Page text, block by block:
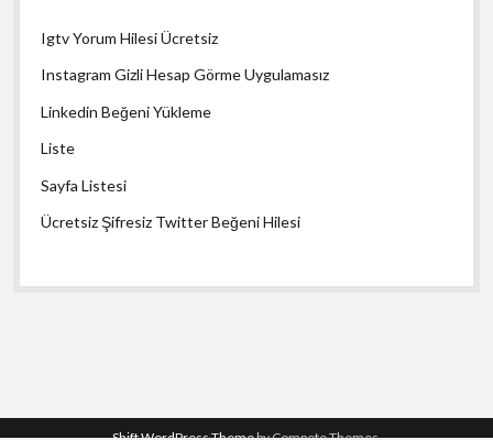
Igtv Yorum Hilesi Ücretsiz
Instagram Gizli Hesap Görme Uygulamasız
Linkedin Beğeni Yükleme
Liste
Sayfa Listesi
Ücretsiz Şifresiz Twitter Beğeni Hilesi